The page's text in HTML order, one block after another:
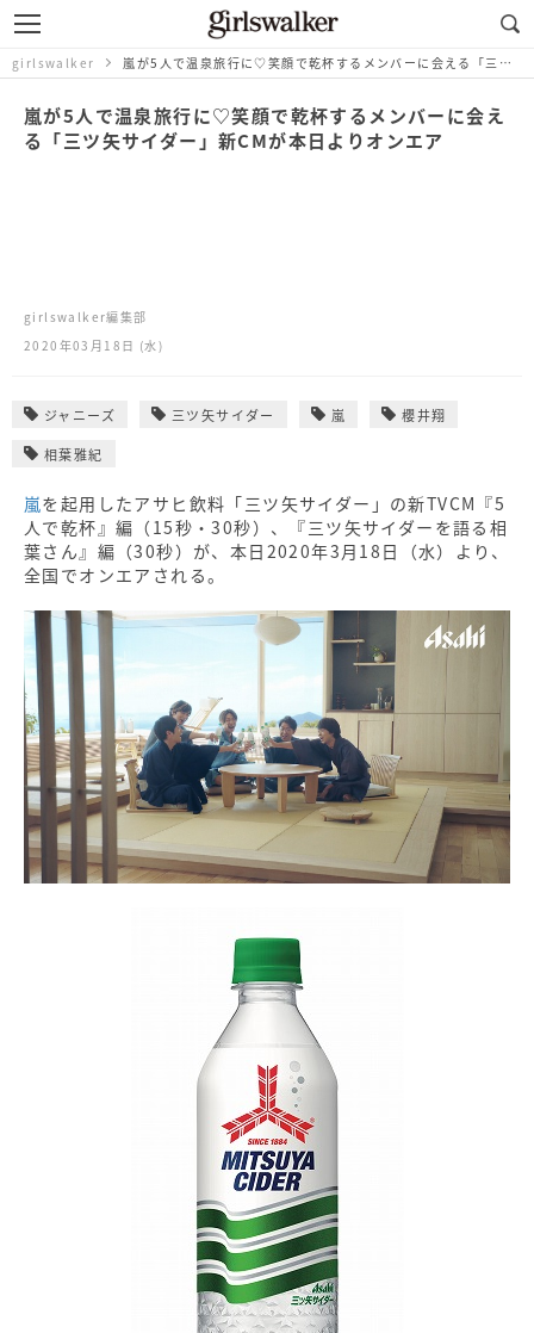
girlswalker 嵐が5人で温泉旅行に♡笑顔で乾杯するメンバーに会える「三ツ矢サイダー」新CMが本日よりオンエア
嵐が5人で温泉旅行に♡笑顔で乾杯するメンバーに会え
る「三ツ矢サイダー」新CMが本日よりオンエア
girlswalker編集部
2020年03月18日 (水)
ジャニーズ 三ツ矢サイダー 嵐 櫻井翔
相葉雅紀
嵐を起用したアサヒ飲料「三ツ矢サイダー」の新TVCM『5
人で乾杯』編（15秒・30秒）、『三ツ矢サイダーを語る相
葉さん』編（30秒）が、本日2020年3月18日（水）より、
全国でオンエアされる。